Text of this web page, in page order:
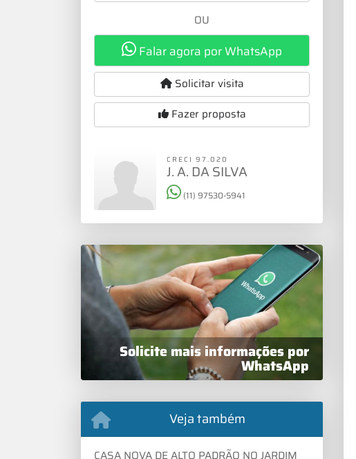
OU
Falar agora por WhatsApp
Solicitar visita
Fazer proposta
CRECI 97.020
J. A. DA SILVA
(11) 97530-5941
Solicite mais informações por
WhatsApp
Veja também
CASA NOVA DE ALTO PADRÃO NO JARDIM